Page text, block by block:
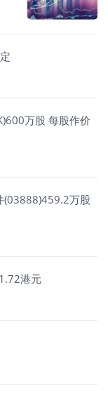
万股 每股作价
(03888)459.2万股
港元